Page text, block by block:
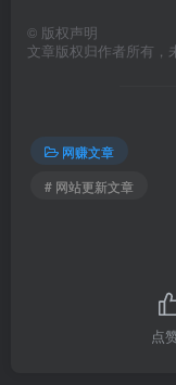
© 版权声明
文章版权归作者所有，
网赚文章
# 网站更新文章
点